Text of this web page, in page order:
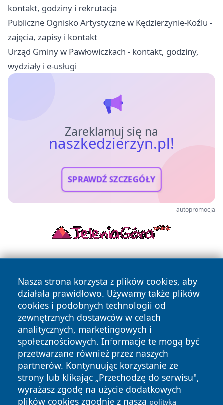
kontakt, godziny i rekrutacja
Publiczne Ognisko Artystyczne w Kędzierzynie-Koźlu -
zajęcia, zapisy i kontakt
Urząd Gminy w Pawłowiczkach - kontakt, godziny,
wydziały i e-usługi
Zareklamuj się na
naszkedzierzyn.pl!
SPRAWDŹ SZCZEGÓŁY
autopromocja
Nasza strona korzysta z plików cookies, aby
działała prawidłowo. Używamy także plików
cookies i podobnych technologii od
zewnętrznych dostawców w celach
analitycznych, marketingowych i
społecznościowych. Informacje te mogą być
przetwarzane również przez naszych
partnerów. Kontynuując korzystanie ze
strony lub klikając „Przechodzę do serwisu",
wyrażasz zgodę na użycie dodatkowych
plików cookies zgodnie z naszą polityką
Copyright © 2026 naszkedzierzyn.pl Wszystkie prawa
zastrzeżone.
News Autorzy
Polityka
Prywatności
Polityka
Cookies